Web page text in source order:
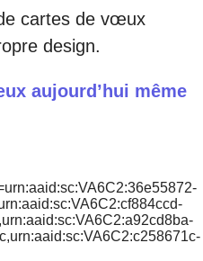
cartes de vœux
design.
aujourd’hui même